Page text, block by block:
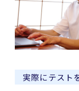
実際にテスト